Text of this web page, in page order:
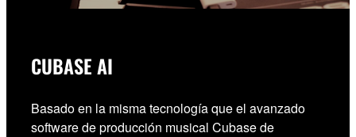
CUBASE AI
Basado en la misma tecnología que el avanzado
software de producción musical Cubase de